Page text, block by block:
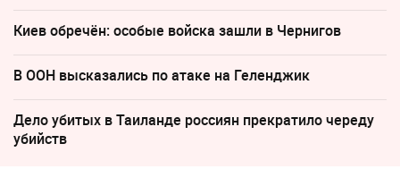
Киев обречён: особые войска зашли в Чернигов
В ООН высказались по атаке на Геленджик
Дело убитых в Таиланде россиян прекратило череду
убийств